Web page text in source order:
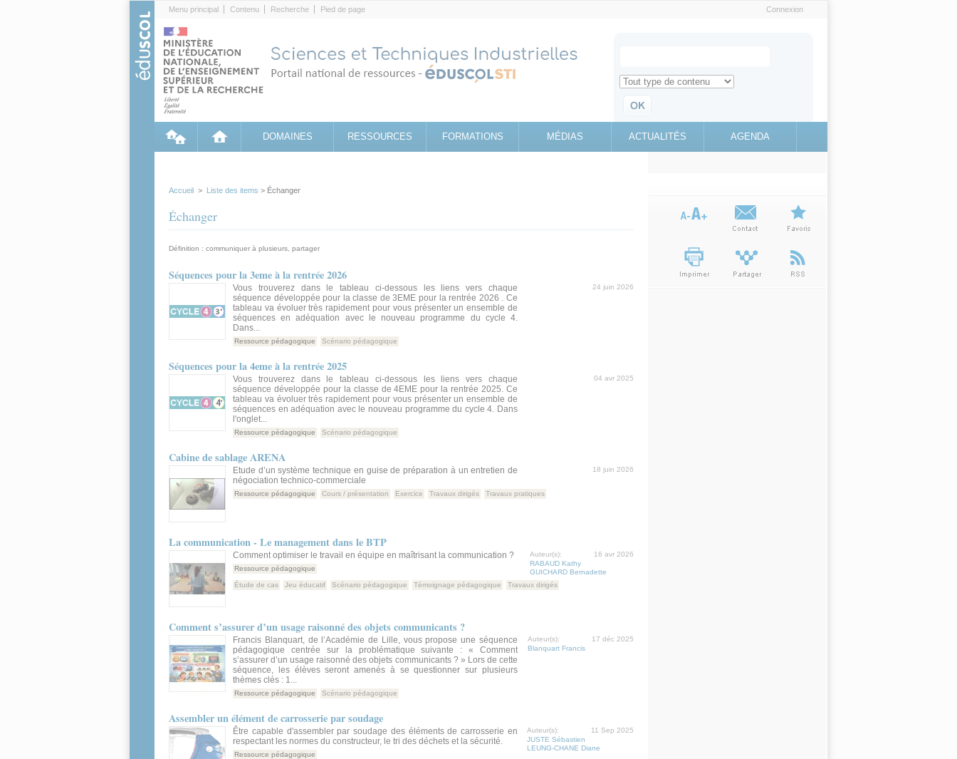
Menu principal Contenu Recherche Pied de page Connexion
Search for
Retrouvez toute l'information sur le site education.gouv.fr
DOMAINES RESSOURCES FORMATIONS MÉDIAS ACTUALITÉS AGENDA
Accueil > Liste des items > Échanger
Échanger
Définition : communiquer à plusieurs, partager
Séquences pour la 3eme à la rentrée 2026
24 juin 2026
Vous trouverez dans le tableau ci-dessous les liens vers chaque
séquence développée pour la classe de 3EME pour la rentrée 2026 . Ce
tableau va évoluer très rapidement pour vous présenter un ensemble de
séquences en adéquation avec le nouveau programme du cycle 4.
Dans...
Ressource pédagogique Scénario pédagogique
Séquences pour la 4eme à la rentrée 2025
04 avr 2025
Vous trouverez dans le tableau ci-dessous les liens vers chaque
séquence développée pour la classe de 4EME pour la rentrée 2025. Ce
tableau va évoluer très rapidement pour vous présenter un ensemble de
séquences en adéquation avec le nouveau programme du cycle 4. Dans
l'onglet...
Ressource pédagogique Scénario pédagogique
Cabine de sablage ARENA
18 juin 2026
Etude d’un système technique en guise de préparation à un entretien de
négociation technico-commerciale
Ressource pédagogique Cours / présentation Exercice Travaux dirigés Travaux pratiques
La communication - Le management dans le BTP
16 avr 2026
Auteur(s):
RABAUD Kathy
GUICHARD Bernadette
Comment optimiser le travail en équipe en maîtrisant la communication ?
Ressource pédagogique
Étude de cas Jeu éducatif Scénario pédagogique Témoignage pédagogique Travaux dirigés
Comment s’assurer d’un usage raisonné des objets communicants ?
17 déc 2025
Auteur(s):
Blanquart Francis
Francis Blanquart, de l’Académie de Lille, vous propose une séquence
pédagogique centrée sur la problématique suivante : « Comment
s’assurer d’un usage raisonné des objets communicants ? » Lors de cette
séquence, les élèves seront amenés à se questionner sur plusieurs
thèmes clés : 1...
Ressource pédagogique Scénario pédagogique
Assembler un élément de carrosserie par soudage
11 Sep 2025
Auteur(s):
JUSTE Sébastien
LEUNG-CHANE Diane
Être capable d'assembler par soudage des éléments de carrosserie en
respectant les normes du constructeur, le tri des déchets et la sécurité.
Ressource pédagogique